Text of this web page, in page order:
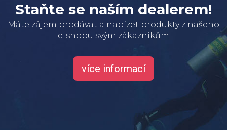
Staňte se naším dealerem!
Máte zájem prodávat a nabízet produkty z našeho
e-shopu svým zákazníkům
více informací